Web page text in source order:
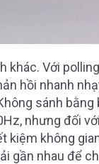
khác. Với
hồi nhanh
sánh bằng
nhưng đối
kiệm không
gần nhau để